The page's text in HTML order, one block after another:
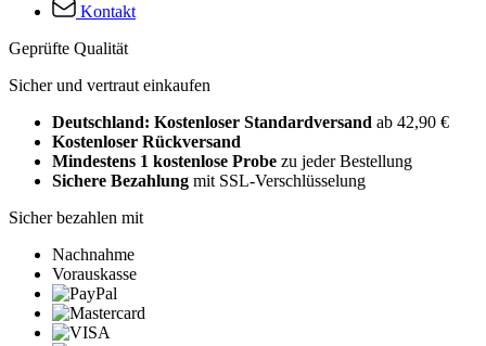
Kontakt
Geprüfte Qualität
Sicher und vertraut einkaufen
Deutschland: Kostenloser Standardversand ab 42,90 €
Kostenloser Rückversand
Mindestens 1 kostenlose Probe zu jeder Bestellung
Sichere Bezahlung mit SSL-Verschlüsselung
Sicher bezahlen mit
Nachnahme
Vorauskasse